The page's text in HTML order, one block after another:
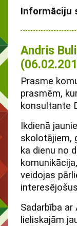
Informāciju
Andris
Prasme
prasmēm,
konsultante
Ikdienā
skolotājiem,
ka dienu no
veidojas
Sadarbība
lieliskajām